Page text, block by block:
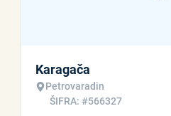
Karagača
Petrovaradin
ŠIFRA: #566327